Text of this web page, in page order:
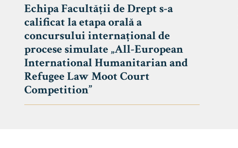
Echipa Facultății de Drept s-a
calificat la etapa orală a
concursului internațional de
procese simulate „All-European
International Humanitarian and
Refugee Law Moot Court
Competition”